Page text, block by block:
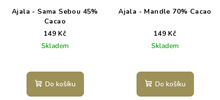
Ajala - Sama Sebou 45%
Cacao
149 Kč
Skladem
Do košíku
Ajala - Mandle 70% Cacao
149 Kč
Skladem
Do košíku